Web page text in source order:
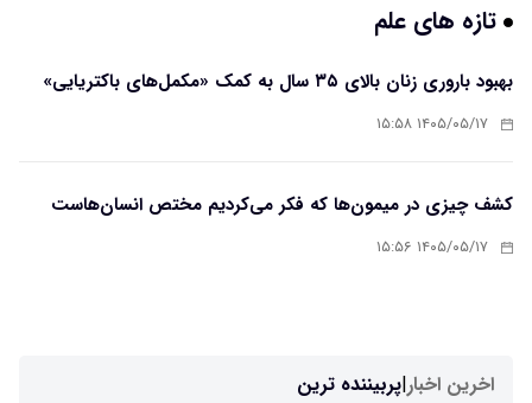
تازه های علم
بهبود باروری زنان بالای ۳۵ سال به کمک «مکمل‌های باکتریایی»
۱۴۰۵/۰۵/۱۷ ۱۵:۵۸
کشف چیزی در میمون‌ها که فکر می‌کردیم مختص انسان‌هاست
۱۴۰۵/۰۵/۱۷ ۱۵:۵۶
اخرین اخبار|پربیننده ترین